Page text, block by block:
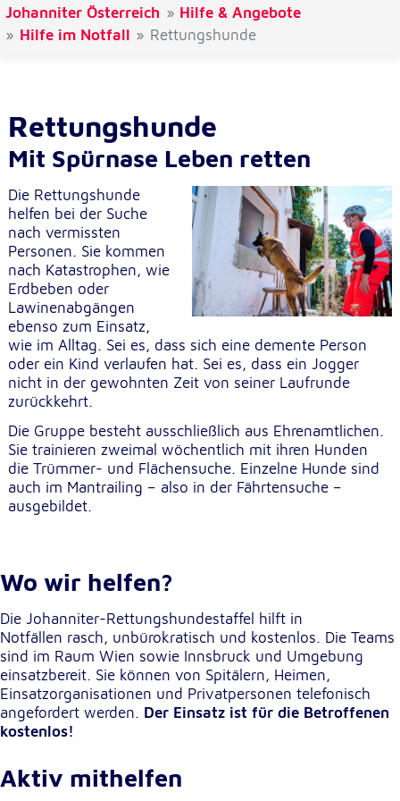
Johanniter Österreich
Hilfe & Angebote
Hilfe im Notfall
Rettungshunde
Rettungshunde
Mit Spürnase Leben retten
Die Rettungshunde
helfen bei der Suche
nach vermissten
Personen. Sie kommen
nach Katastrophen, wie
Erdbeben oder
Lawinenabgängen
ebenso zum Einsatz,
wie im Alltag. Sei es, dass sich eine demente Person
oder ein Kind verlaufen hat. Sei es, dass ein Jogger
nicht in der gewohnten Zeit von seiner Laufrunde
zurückkehrt.
Die Gruppe besteht ausschließlich aus Ehrenamtlichen.
Sie trainieren zweimal wöchentlich mit ihren Hunden
die Trümmer- und Flächensuche. Einzelne Hunde sind
auch im Mantrailing – also in der Fährtensuche –
ausgebildet.
Wo wir helfen?
Die Johanniter-Rettungshundestaffel hilft in
Notfällen rasch, unbürokratisch und kostenlos. Die Teams
sind im Raum Wien sowie Innsbruck und Umgebung
einsatzbereit. Sie können von Spitälern, Heimen,
Einsatzorganisationen und Privatpersonen telefonisch
angefordert werden. Der Einsatz ist für die Betroffenen
kostenlos!
Aktiv mithelfen
Cookie Laufzeit:
Name:
cookie_consent
Zweck:
Dieser Cookie speichert die ausgewählten
Einverständnis-Optionen des Benutzers
Cookie Laufzeit:
1 Jahr
Statistik
Statistik Cookies erfassen Informationen anonym.
Diese Informationen helfen uns zu verstehen, wie
unsere Besucher unsere Website nutzen.
Google Analytics
Name:
_ga, _gid, _gac_gb_
Zweck:
Erhebung von Statistiken zur Website-Nutzung
Cookie Laufzeit:
24 Stunden - 2 Jahre
Google Tag Manager
Google LLC